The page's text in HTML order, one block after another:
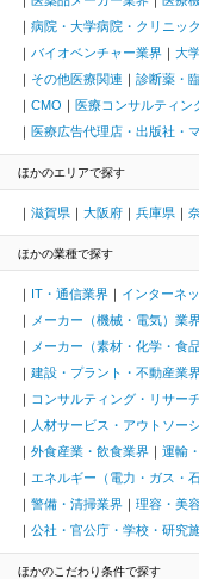
病院・大学病院・クリニック
バイオベンチャー業界
大
その他医療関連
診断薬・
CMO
医療コンサルティン
医療広告代理店・出版社・
ほかのエリアで探す
滋賀県 大阪府 兵庫県
ほかの業種で探す
IT・通信業界
インターネ
メーカー（機械・電気）業
メーカー（素材・化学・食
建設・プラント・不動産業
コンサルティング・リサー
人材サービス・アウトソー
外食産業・飲食業界
運輸
エネルギー（電力・ガス・
警備・清掃業界
理容・美
公社・官公庁・学校・研究
ほかのこだわり条件で探す